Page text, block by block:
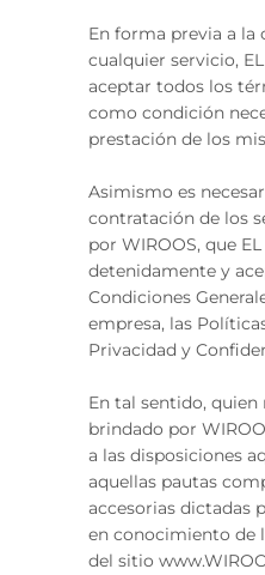
En forma previa a la
cualquier servicio, EL
aceptar todos los
como condición
prestación de los
Asimismo es
contratación de los
por WIROOS, que EL
detenidamente y
Condiciones
empresa, las
Privacidad y
En tal sentido,
brindado por
a las disposiciones
aquellas pautas
accesorias dictadas
en conocimiento de
del sitio